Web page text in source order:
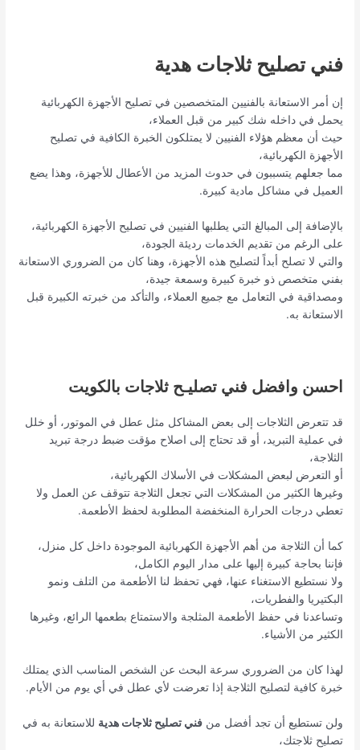
فني تصليح ثلاجات هدية
إن أمر الاستعانة بالفنيين المتخصصين في تصليح الأجهزة الكهربائية
يحمل في داخله شك كبير من قبل العملاء،
حيث أن معظم هؤلاء الفنيين لا يمتلكون الخبرة الكافية في تصليح
الأجهزة الكهربائية،
مما جعلهم يتسببون في حدوث المزيد من الأعطال للأجهزة، وهذا يضع
العميل في مشاكل مادية كبيرة.
بالإضافة إلى المبالغ التي يطلبها الفنيين في تصليح الأجهزة الكهربائية،
على الرغم من تقديم الخدمات رديئة الجودة،
والتي لا تصلح أبداً لتصليح هذه الأجهزة، وهنا كان من الضروري الاستعانة
بفني متخصص ذو خبرة كبيرة وسمعة جيدة،
ومصداقية في التعامل مع جميع العملاء، والتأكد من خبرته الكبيرة قبل
الاستعانة به.
احسن وافضل فني تصليـح ثلاجات بالكويت
قد تتعرض الثلاجات إلى بعض المشاكل مثل عطل في الموتور، أو خلل
في عملية التبريد، أو قد تحتاج إلى اصلاح مؤقت ضبط درجة تبريد
الثلاجة،
أو التعرض لبعض المشكلات في الأسلاك الكهربائية،
وغيرها الكثير من المشكلات التي تجعل الثلاجة تتوقف عن العمل ولا
تعطي درجات الحرارة المنخفضة المطلوبة لحفظ الأطعمة.
كما أن الثلاجة من أهم الأجهزة الكهربائية الموجودة داخل كل منزل،
فإننا بحاجة كبيرة إليها على مدار اليوم الكامل،
ولا نستطيع الاستغناء عنها، فهي تحفظ لنا الأطعمة من التلف ونمو
البكتيريا والفطريات،
وتساعدنا في حفظ الأطعمة المثلجة والاستمتاع بطعمها الرائع، وغيرها
الكثير من الأشياء.
لهذا كان من الضروري سرعة البحث عن الشخص المناسب الذي يمتلك
خبرة كافية لتصليح الثلاجة إذا تعرضت لأي عطل في أي يوم من الأيام.
ولن تستطيع أن تجد أفضل منفني تصليح ثلاجات هدية للاستعانة به في
تصليح ثلاجتك،